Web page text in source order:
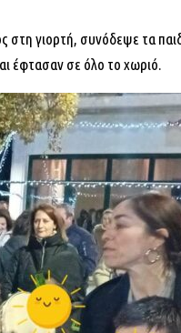
γιορτή, συνόδεψε τα
έφτασαν σε όλο το χωριό.